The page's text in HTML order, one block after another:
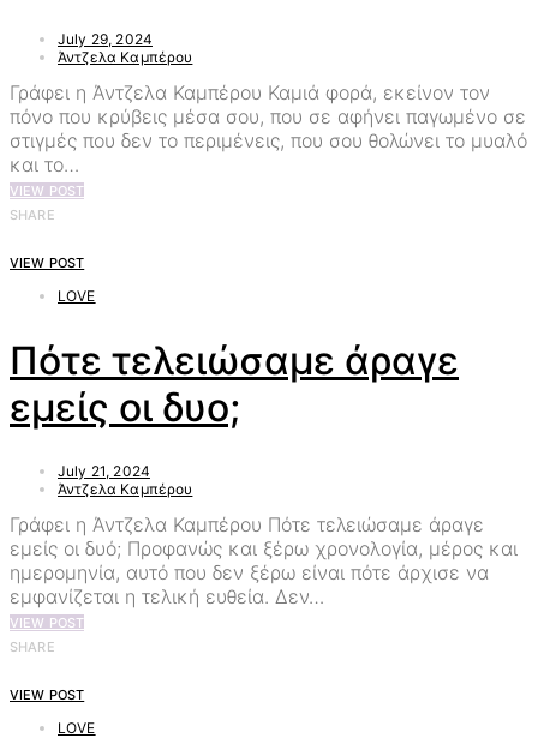
July 29, 2024
Άντζελα Καμπέρου
Γράφει η Άντζελα Καμπέρου Καμιά φορά, εκείνον τον
πόνο που κρύβεις μέσα σου, που σε αφήνει παγωμένο σε
στιγμές που δεν το περιμένεις, που σου θολώνει το μυαλό
και το…
VIEW POST
SHARE
VIEW POST
LOVE
Πότε τελειώσαμε άραγε
εμείς οι δυο;
July 21, 2024
Άντζελα Καμπέρου
Γράφει η Άντζελα Καμπέρου Πότε τελειώσαμε άραγε
εμείς οι δυό; Προφανώς και ξέρω χρονολογία, μέρος και
ημερομηνία, αυτό που δεν ξέρω είναι πότε άρχισε να
εμφανίζεται η τελική ευθεία. Δεν…
VIEW POST
SHARE
VIEW POST
LOVE